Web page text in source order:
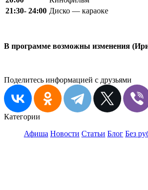
21:30- 24:00 Диско — караоке
В программе возможны изменения
Поделитесь информацией с друзьями
Категории
Афиша Новости Статьи Блог Без